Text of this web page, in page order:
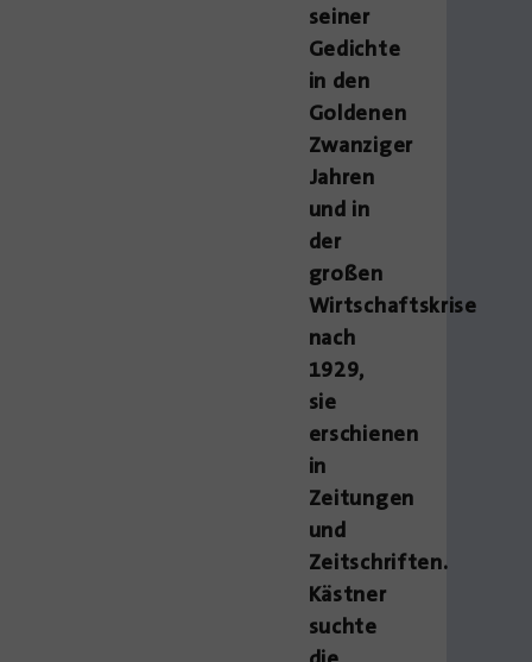
seiner
Gedichte
in den
Goldenen
Zwanziger
Jahren
und in
der
großen
Wirtschaftskrise
nach
1929,
sie
erschienen
in
Zeitungen
und
Zeitschriften.
Kästner
suchte